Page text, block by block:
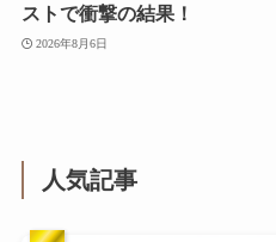
ストで衝撃の結果！
2026年8月6日
人気記事